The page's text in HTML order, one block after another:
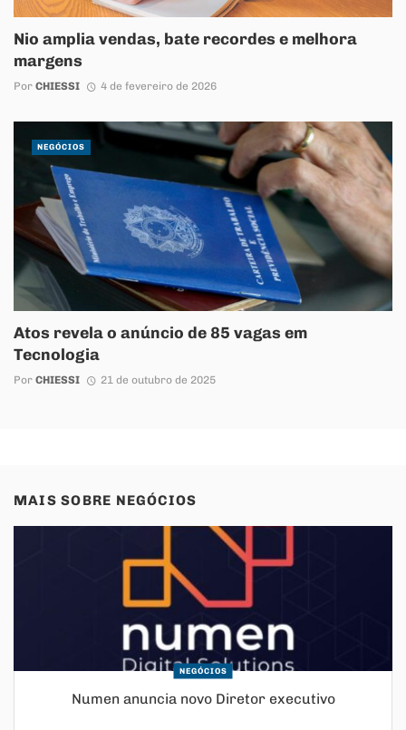
Nio amplia vendas, bate recordes e melhora
margens
Por CHIESSI 4 de fevereiro de 2026
Atos revela o anúncio de 85 vagas em
Tecnologia
Por CHIESSI 21 de outubro de 2025
NEGÓCIOS
MAIS SOBRE NEGÓCIOS
NEGÓCIOS
Numen anuncia novo Diretor executivo